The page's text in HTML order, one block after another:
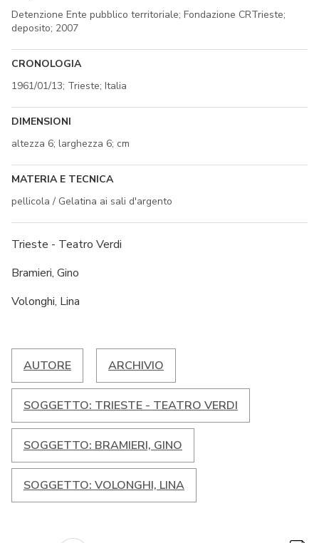
Detenzione Ente pubblico territoriale; Fondazione CRTrieste;
deposito; 2007
CRONOLOGIA
1961/01/13; Trieste; Italia
DIMENSIONI
altezza 6; larghezza 6; cm
MATERIA E TECNICA
pellicola / Gelatina ai sali d'argento
Trieste - Teatro Verdi
Bramieri, Gino
Volonghi, Lina
AUTORE ARCHIVIO
SOGGETTO: TRIESTE - TEATRO VERDI
SOGGETTO: BRAMIERI, GINO
SOGGETTO: VOLONGHI, LINA